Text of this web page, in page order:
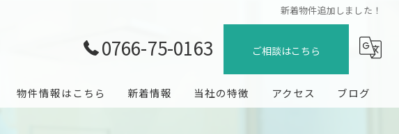
新着物件追加しました！
0766-75-0163 ご相談はこちら
物件情報はこちら 新着情報 当社の特徴 アクセス ブログ